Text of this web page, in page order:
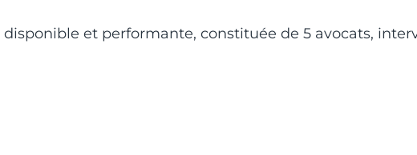
et performante, constituée de 5 avocats,